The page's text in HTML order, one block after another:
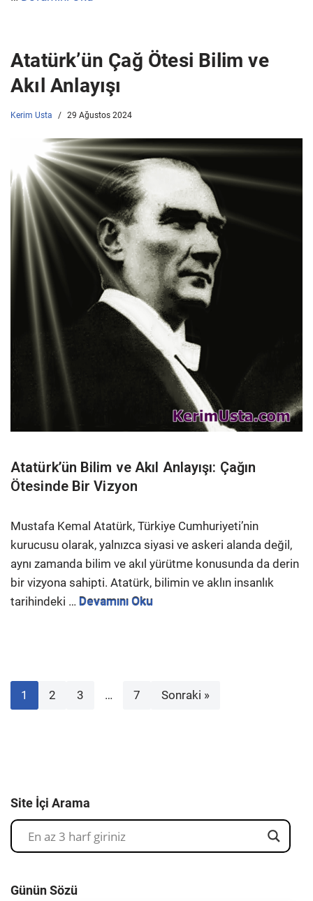
Atatürk’ün Çağ Ötesi Bilim ve
Akıl Anlayışı
Kerim Usta 29 Ağustos 2024
Atatürk’ün Bilim ve Akıl Anlayışı: Çağın
Ötesinde Bir Vizyon
Mustafa Kemal Atatürk, Türkiye Cumhuriyeti’nin
kurucusu olarak, yalnızca siyasi ve askeri alanda değil,
aynı zamanda bilim ve akıl yürütme konusunda da derin
bir vizyona sahipti. Atatürk, bilimin ve aklın insanlık
tarihindeki … Devamını Oku
1 2 3 … 7 Sonraki »
Site İçi Arama
Günün Sözü